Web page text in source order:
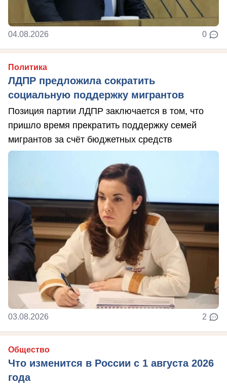
04.08.2026 0
Политика
ЛДПР предложила сократить
социальную поддержку мигрантов
Позиция партии ЛДПР заключается в том, что
пришло время прекратить поддержку семей
мигрантов за счёт бюджетных средств
03.08.2026 2
Общество
Что изменится в России с 1 августа 2026
года